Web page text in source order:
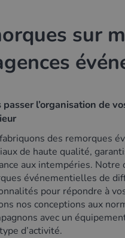
sur
passer l’organisation de
des remorques
de haute qualité,
aux intempéries. Notre
événementielles de
pour répondre à
nos conceptions aux
avec un
d’activité.